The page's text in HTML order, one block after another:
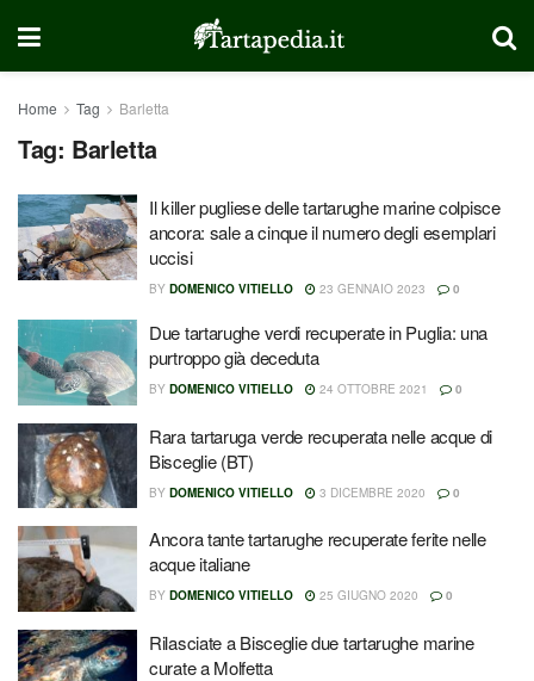
Home Tag Barletta
Tag: Barletta
Il killer pugliese delle tartarughe marine colpisce
ancora: sale a cinque il numero degli esemplari
uccisi
BY DOMENICO VITIELLO 23 GENNAIO 2023 0
Due tartarughe verdi recuperate in Puglia: una
purtroppo già deceduta
BY DOMENICO VITIELLO 24 OTTOBRE 2021 0
Rara tartaruga verde recuperata nelle acque di
Bisceglie (BT)
BY DOMENICO VITIELLO 3 DICEMBRE 2020 0
Ancora tante tartarughe recuperate ferite nelle
acque italiane
BY DOMENICO VITIELLO 25 GIUGNO 2020 0
Rilasciate a Bisceglie due tartarughe marine
curate a Molfetta